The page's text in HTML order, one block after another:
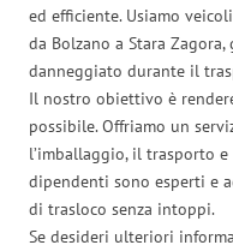
ed efficiente. Usiamo
da Bolzano a Stara
danneggiato durante il
Il nostro obiettivo è
possibile. Offriamo un
l’imballaggio, il trasporto
dipendenti sono esperti e
di trasloco senza intoppi.
Se desideri ulteriori